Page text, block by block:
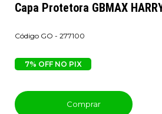
Capa Protetora GBMAX
GO - 277100
7% OFF NO PIX
Comprar